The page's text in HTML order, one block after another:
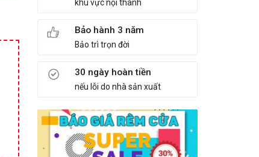
khu vực nội thành
Bảo hành 3 năm
Bảo trì trọn đời
30 ngày hoàn tiền
nếu lỗi do nhà sản xuất